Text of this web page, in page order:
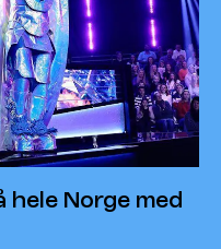
Norge med